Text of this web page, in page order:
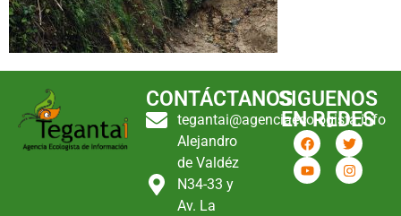
CONTÁCTANOS
tegantai@agenciaecologista.info
Alejandro
de Valdéz
N34-33 y
Av. La
SIGUENOS
EN REDES